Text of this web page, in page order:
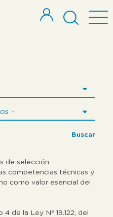
Buscar
de selección
competencias técnicas y
como valor esencial del
de la Ley Nº 19.122, del